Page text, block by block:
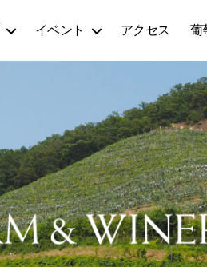
イベント アクセス 葡